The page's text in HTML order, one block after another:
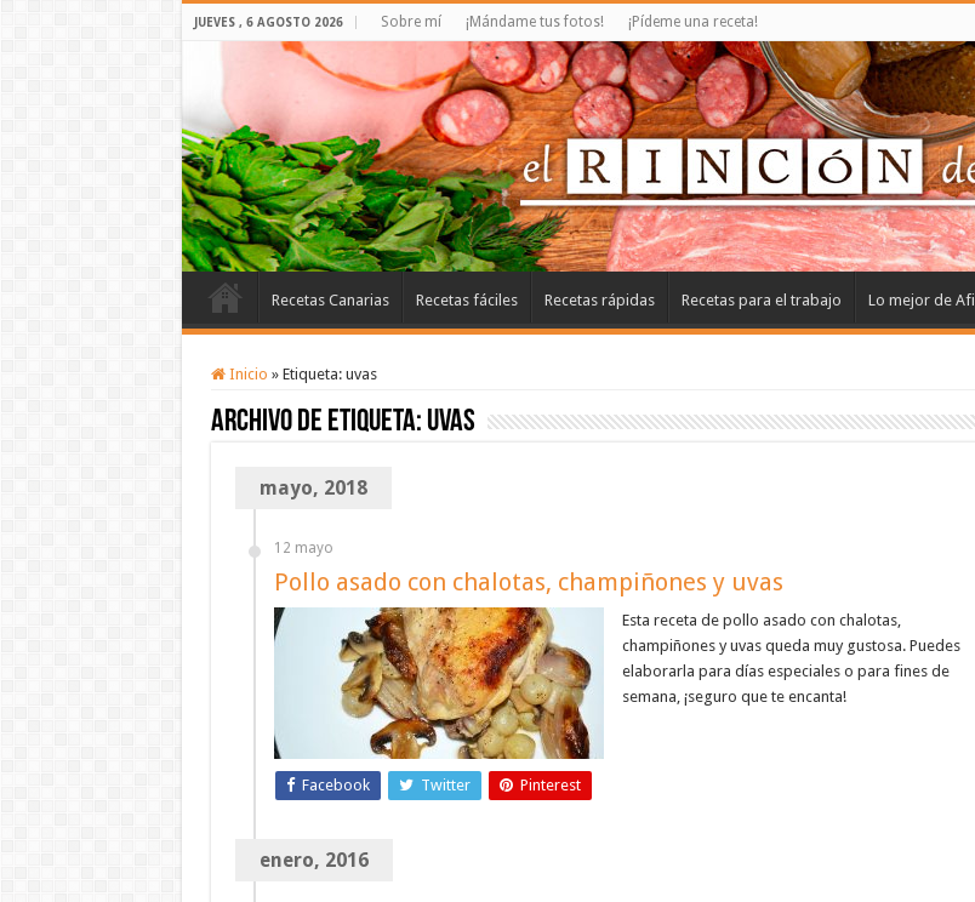
JUEVES , 6 AGOSTO 2026 Sobre mí ¡Mándame tus fotos! ¡Pídeme una receta!
Recetas Canarias Recetas fáciles Recetas rápidas Recetas para el trabajo Lo mejor de Afi
Inicio » Etiqueta: uvas
Archivo de etiqueta: uvas
mayo, 2018
12 mayo
Pollo asado con chalotas, champiñones y uvas
Esta receta de pollo asado con chalotas,
champiñones y uvas queda muy gustosa. Puedes
elaborarla para días especiales o para fines de
semana, ¡seguro que te encanta!
Facebook Twitter Pinterest
enero, 2016